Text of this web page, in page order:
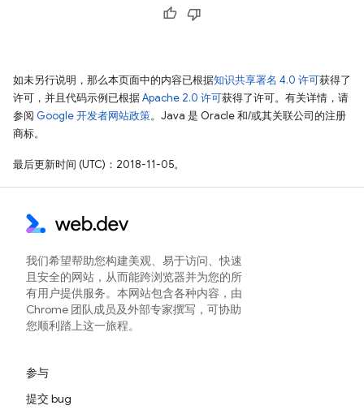
如未另行说明，那么本页面中的内容已根据知识共享署名 4.0 许可获得了
许可，并且代码示例已根据Apache 2.0 许可获得了许可。有关详情，请
参阅 Google 开发者网站政策。Java 是 Oracle 和/或其关联公司的注册
商标。
最后更新时间 (UTC)：2018-11-05。
我们希望帮助您构建美观、易于访问、快速
且安全的网站，从而能跨浏览器并为您的所
有用户提供服务。本网站包含各种内容，由
Chrome 团队成员及外部专家撰写，可协助
您顺利踏上这一旅程。
参与
提交 bug